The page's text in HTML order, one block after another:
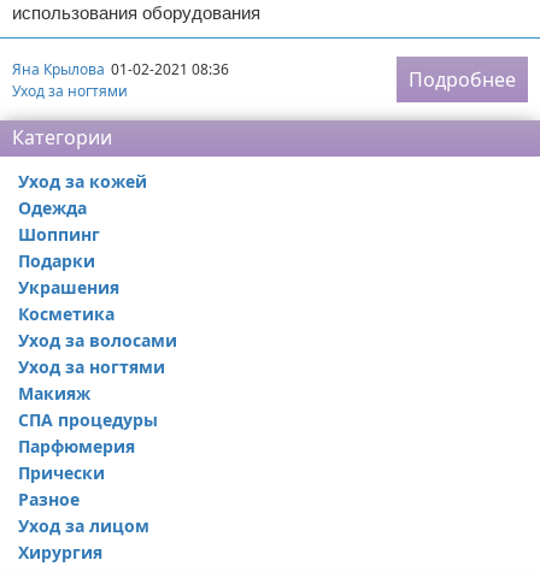
использования оборудования
Яна Крылова 01-02-2021 08:36
Уход за ногтями
Подробнее
Категории
Уход за кожей
Одежда
Шоппинг
Подарки
Украшения
Косметика
Уход за волосами
Уход за ногтями
Макияж
СПА процедуры
Парфюмерия
Прически
Разное
Уход за лицом
Хирургия